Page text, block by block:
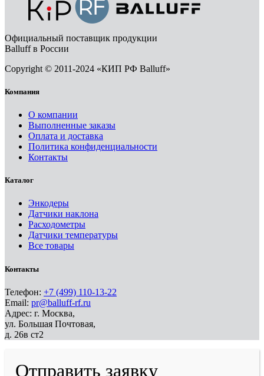
Официальный поставщик продукции
Balluff в России
Copyright © 2011-2024 «КИП РФ Balluff»
Компания
О компании
Выполненные заказы
Оплата и доставка
Политика конфиденциальности
Контакты
Каталог
Энкодеры
Датчики наклона
Расходометры
Датчики температуры
Все товары
Контакты
Телефон: +7 (499) 110-13-22
Email: pr@balluff-rf.ru
Адрес: г. Москва,
ул. Большая Почтовая,
д. 26в ст2
Отправить заявку